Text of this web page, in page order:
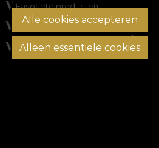
Alle cookies accepteren
Alleen essentiële cookies
Favoriete producten
Transport en retourzendingen